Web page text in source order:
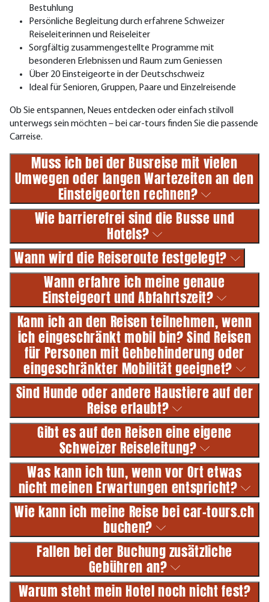
Bestuhlung
Persönliche Begleitung durch erfahrene Schweizer
Reiseleiterinnen und Reiseleiter
Sorgfältig zusammengestellte Programme mit
besonderen Erlebnissen und Raum zum Geniessen
Über 20 Einsteigeorte in der Deutschschweiz
Ideal für Senioren, Gruppen, Paare und Einzelreisende
Ob Sie entspannen, Neues entdecken oder einfach stilvoll
unterwegs sein möchten – bei car-tours finden Sie die passende
Carreise.
Muss ich bei der Busreise mit vielen
Umwegen oder langen Wartezeiten an den
Einsteigeorten rechnen?
Wie barrierefrei sind die Busse und
Hotels?
Wann wird die Reiseroute festgelegt?
Wann erfahre ich meine genaue
Einsteigeort und Abfahrtszeit?
Kann ich an den Reisen teilnehmen, wenn
ich eingeschränkt mobil bin? Sind Reisen
für Personen mit Gehbehinderung oder
eingeschränkter Mobilität geeignet?
Sind Hunde oder andere Haustiere auf der
Reise erlaubt?
Gibt es auf den Reisen eine eigene
Schweizer Reiseleitung?
Was kann ich tun, wenn vor Ort etwas
nicht meinen Erwartungen entspricht?
Wie kann ich meine Reise bei car-tours.ch
buchen?
Fallen bei der Buchung zusätzliche
Gebühren an?
Warum steht mein Hotel noch nicht fest?